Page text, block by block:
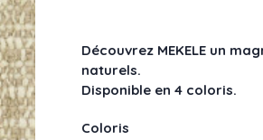
Découvrez MEKELE un
naturels.
Disponible en 4 coloris.
Coloris